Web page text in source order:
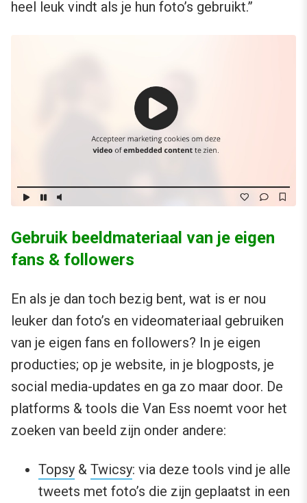
heel leuk vindt als je hun foto’s gebruikt.”
Gebruik beeldmateriaal van je eigen
fans & followers
En als je dan toch bezig bent, wat is er nou
leuker dan foto’s en videomateriaal gebruiken
van je eigen fans en followers? In je eigen
producties; op je website, in je blogposts, je
social media-updates en ga zo maar door. De
platforms & tools die Van Ess noemt voor het
zoeken van beeld zijn onder andere:
Topsy & Twicsy: via deze tools vind je alle
tweets met foto’s die zijn geplaatst in een